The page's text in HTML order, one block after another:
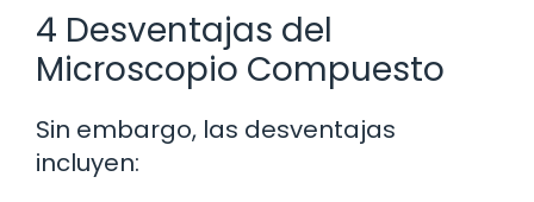
4 Desventajas del
Microscopio Compuesto
Sin embargo, las desventajas
incluyen: